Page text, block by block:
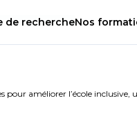
de rechercheNos
pour améliorer l’école